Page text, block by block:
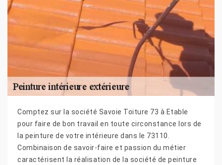
Comptez sur la société Savoie Toiture 73 à Etable
pour faire de bon travail en toute circonstance lors de
la peinture de votre intérieure dans le 73110.
Combinaison de savoir-faire et passion du métier
caractérisent la réalisation de la société de peinture